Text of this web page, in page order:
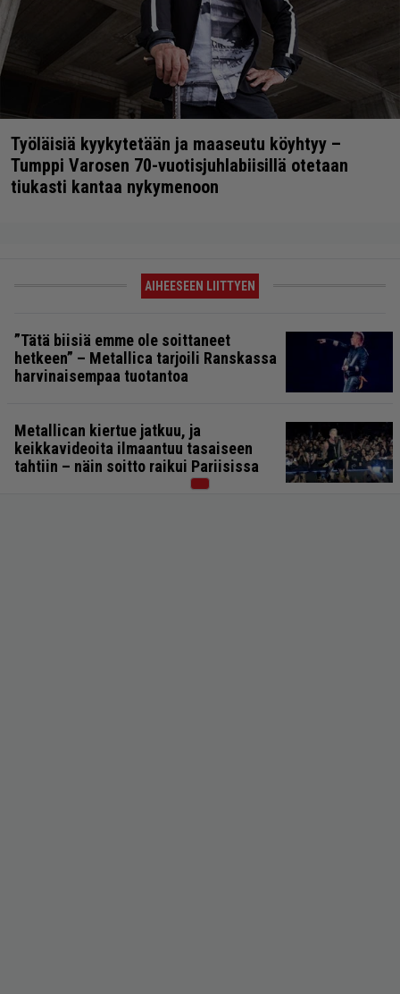
Työläisiä kyykytetään ja maaseutu köyhtyy –
Tumppi Varosen 70-vuotisjuhlabiisillä otetaan
tiukasti kantaa nykymenoon
AIHEESEEN LIITTYEN
”Tätä biisiä emme ole soittaneet
hetkeen” – Metallica tarjoili Ranskassa
harvinaisempaa tuotantoa
Metallican kiertue jatkuu, ja
keikkavideoita ilmaantuu tasaiseen
tahtiin – näin soitto raikui Pariisissa